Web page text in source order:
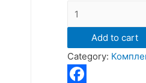
Тумба
напольная
Санта
"Омега
50"
Add to cart
Category: